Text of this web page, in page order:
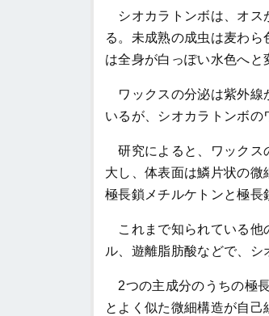
シオカラトンボは、オス
る。未成熟の成虫は麦わ
は全身が白っぽい水色へと
ワックスの分泌は紫外線
いるが、シオカラトンボの
研究によると、ワックス
大し、体表面は鱗片状の微
極長鎖メチルケトンと極長
これまで知られている他
ル、遊離脂肪酸などで、シ
2つの主成分のうちの極
とよく似た微細構造が自己